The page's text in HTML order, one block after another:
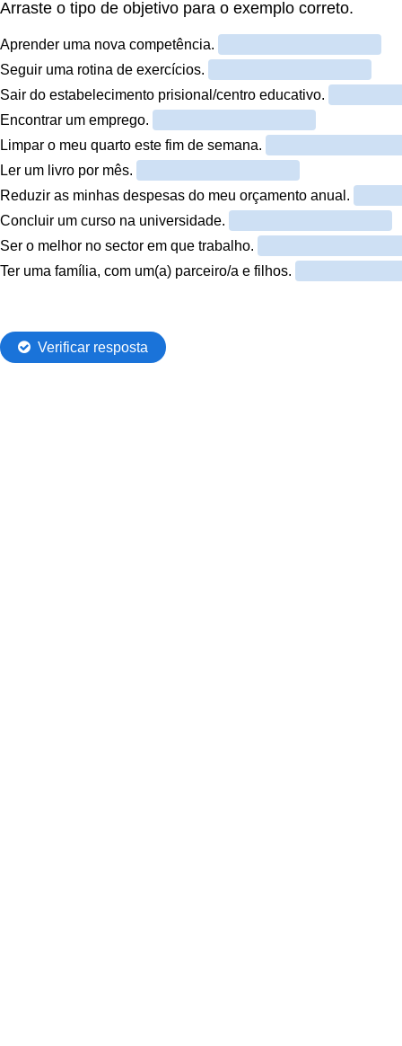
Arraste o tipo de objetivo para o exemplo correto.
Aprender uma nova competência.
Seguir uma rotina de exercícios.
Sair do estabelecimento prisional/centro educativo.
Encontrar um emprego.
Limpar o meu quarto este fim de semana.
Ler um livro por mês.
Reduzir as minhas despesas do meu orçamento anual.
Concluir um curso na universidade.
Ser o melhor no sector em que trabalho.
Ter uma família, com um(a) parceiro/a e filhos.
Verificar resposta